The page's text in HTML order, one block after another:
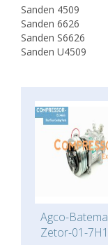
Sanden 4509
Sanden 6626
Sanden S6626
Sanden U4509
Agco-
Zetor-01-